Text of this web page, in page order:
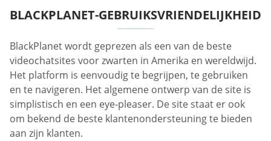
BLACKPLANET-GEBRUIKSVRIENDELIJKHEID
BlackPlanet wordt geprezen als een van de beste
videochatsites voor zwarten in Amerika en wereldwijd.
Het platform is eenvoudig te begrijpen, te gebruiken
en te navigeren. Het algemene ontwerp van de site is
simplistisch en een eye-pleaser. De site staat er ook
om bekend de beste klantenondersteuning te bieden
aan zijn klanten.